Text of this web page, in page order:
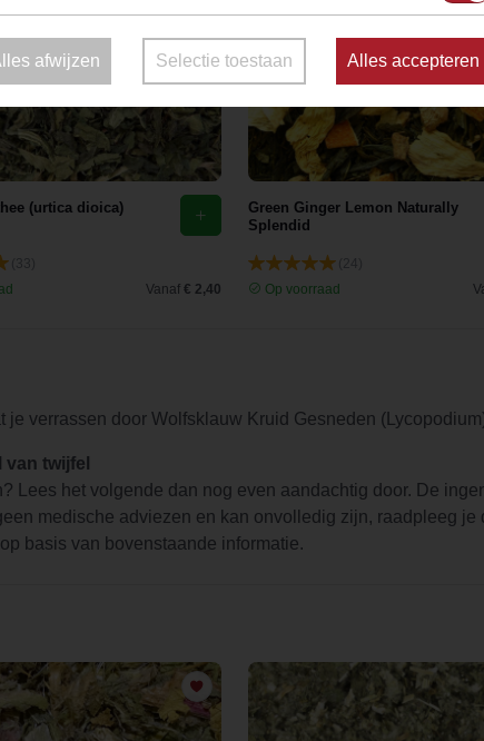
(urtica dioica)
Vanaf € 2,40
Green Ginger Lemon Naturally
Splendid
Op voorraad
verrassen door Wolfsklauw Kruid Gesneden
twijfel
Lees het volgende dan nog even aandachtig door. De
medische adviezen en kan onvolledig zijn, raadpleeg
basis van bovenstaande informatie.
afwijzen Selectie toestaan Alles accepteren